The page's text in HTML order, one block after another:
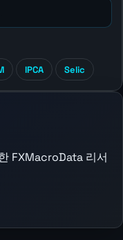
IPCA Selic
FXMacroData 리서